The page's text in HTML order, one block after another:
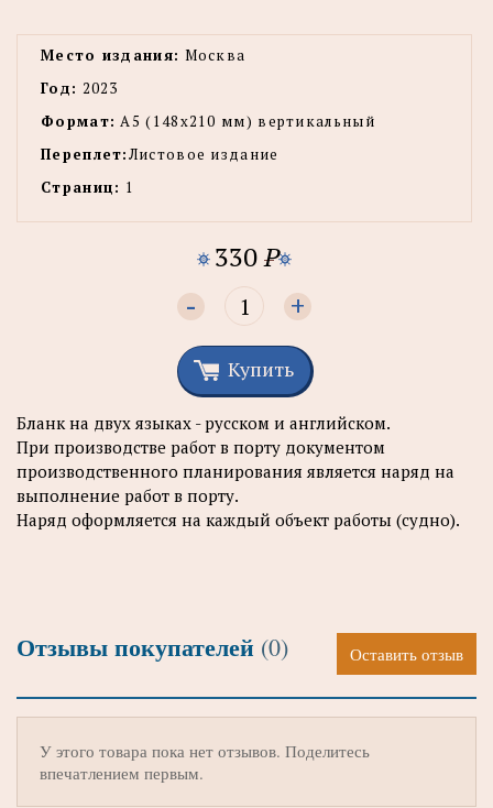
Место издания: Москва
Год: 2023
Формат: А5 (148x210 мм) вертикальный
Переплет:Листовое издание
Страниц: 1
330P
- +
Купить
Бланк на двух языках - русском и английском.
При производстве работ в порту документом
производственного планирования является наряд на
выполнение работ в порту.
Наряд оформляется на каждый объект работы (судно).
Отзывы покупателей (0) Оставить отзыв
У этого товара пока нет отзывов. Поделитесь
впечатлением первым.